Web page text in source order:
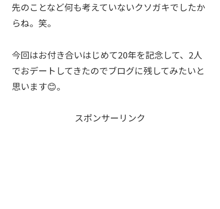
先のことなど何も考えていないクソガキでしたか
らね。笑。
今回はお付き合いはじめて20年を記念して、2人
でおデートしてきたのでブログに残してみたいと
思います😊。
スポンサーリンク